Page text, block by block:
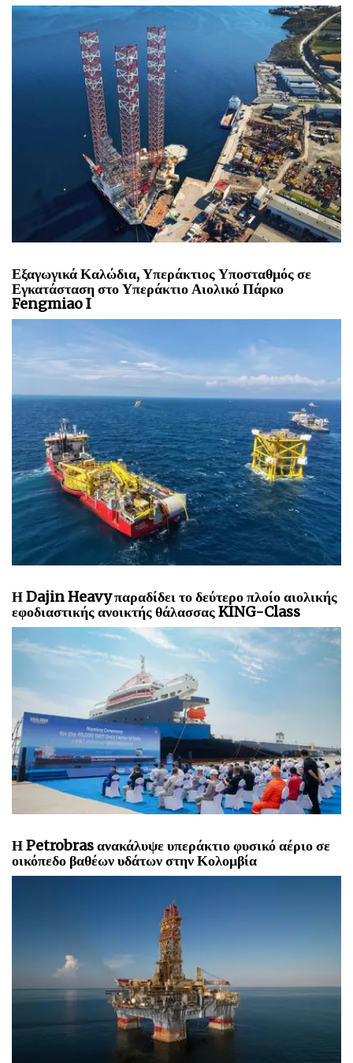
Εξαγωγικά Καλώδια, Υπεράκτιος Υποσταθμός σε
Εγκατάσταση στο Υπεράκτιο Αιολικό Πάρκο
Fengmiao I
Η Dajin Heavy παραδίδει το δεύτερο πλοίο αιολικής
εφοδιαστικής ανοικτής θάλασσας KING-Class
Η Petrobras ανακάλυψε υπεράκτιο φυσικό αέριο σε
οικόπεδο βαθέων υδάτων στην Κολομβία